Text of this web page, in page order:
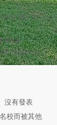
MS in
Science
沒有發表
校而被其他